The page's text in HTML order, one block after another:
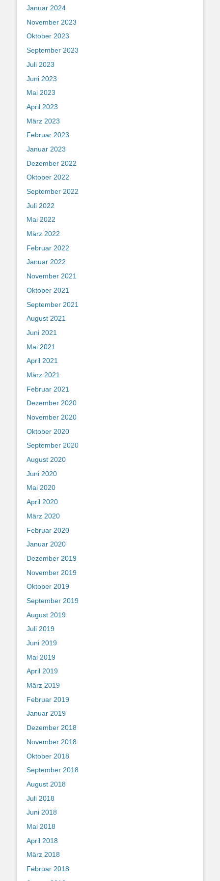
Januar 2024
November 2023
Oktober 2023
September 2023
Juli 2023
Juni 2023
Mai 2023
April 2023
März 2023
Februar 2023
Januar 2023
Dezember 2022
Oktober 2022
September 2022
Juli 2022
Mai 2022
März 2022
Februar 2022
Januar 2022
November 2021
Oktober 2021
September 2021
August 2021
Juni 2021
Mai 2021
April 2021
März 2021
Februar 2021
Dezember 2020
November 2020
Oktober 2020
September 2020
August 2020
Juni 2020
Mai 2020
April 2020
März 2020
Februar 2020
Januar 2020
Dezember 2019
November 2019
Oktober 2019
September 2019
August 2019
Juli 2019
Juni 2019
Mai 2019
April 2019
März 2019
Februar 2019
Januar 2019
Dezember 2018
November 2018
Oktober 2018
September 2018
August 2018
Juli 2018
Juni 2018
Mai 2018
April 2018
März 2018
Februar 2018